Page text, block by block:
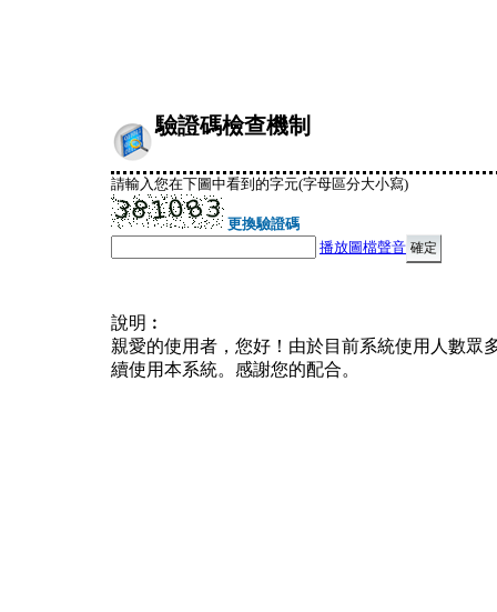
驗證碼檢查機制
請輸入您在下圖中看到的字元(字母區分大小寫)
更換驗證碼
播放圖檔聲音
說明︰
親愛的使用者，您好！由於目前系統使用人數眾
續使用本系統。感謝您的配合。